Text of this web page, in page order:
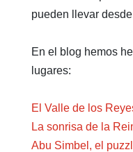
pueden llevar
En el blog hemos
lugares:
El Valle de los
La sonrisa de la
Abu Simbel, el